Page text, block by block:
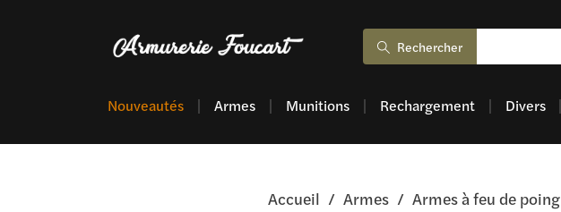
Rechercher
Nouveautés Armes Munitions Rechargement Divers
Accueil / Armes / Armes à feu de poing